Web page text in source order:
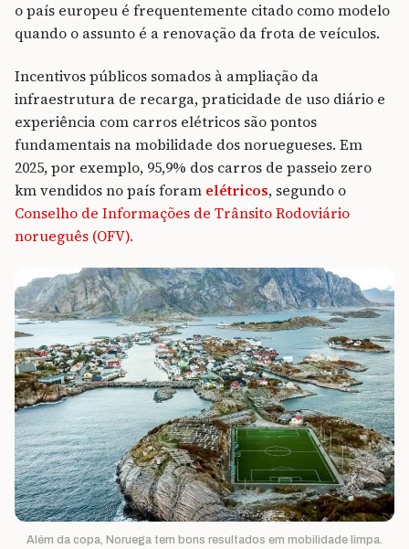
o país europeu é frequentemente citado como modelo
quando o assunto é a renovação da frota de veículos.
Incentivos públicos somados à ampliação da
infraestrutura de recarga, praticidade de uso diário e
experiência com carros elétricos são pontos
fundamentais na mobilidade dos noruegueses. Em
2025, por exemplo, 95,9% dos carros de passeio zero
km vendidos no país foram elétricos, segundo o
Conselho de Informações de Trânsito Rodoviário
norueguês (OFV).
Além da copa, Noruega tem bons resultados em mobilidade limpa.